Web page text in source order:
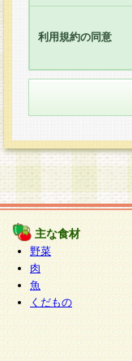
りま す。
3.当社は、
方 法・手段
きるものと
に掲示した
てその効力
4.本規約は
の当社によ
たものとみ
5.当社がお
で提 供いた
自らの個人
をお預かり
商品やサー
了承くださ
利用規約の同意
主な食材
野菜
肉
魚
くだもの